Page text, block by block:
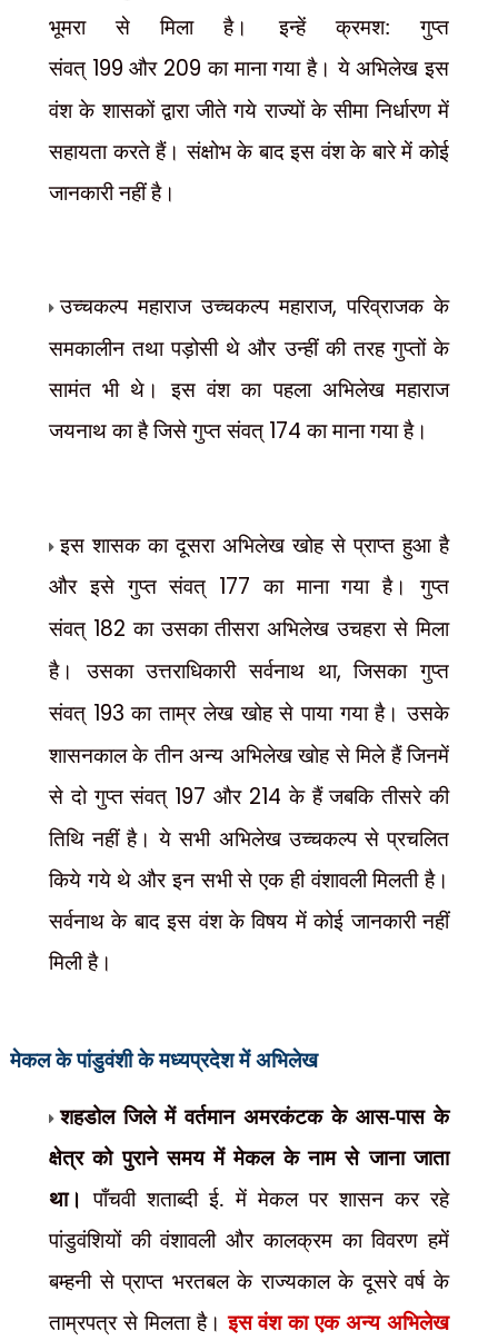
भूमरा से मिला है। इन्हें क्रमश: गुप्त
संवत् 199 और 209 का माना गया है। ये अभिलेख इस
वंश के शासकों द्वारा जीते गये राज्यों के सीमा निर्धारण में
सहायता करते हैं। संक्षोभ के बाद इस वंश के बारे में कोई
जानकारी नहीं है।
उच्चकल्प महाराज उच्चकल्प महाराज,परिव्राजक के
समकालीन तथा पड़ोसी थे और उन्हीं की तरह गुप्तों के
सामंत भी थे। इस वंश का पहला अभिलेख महाराज
जयनाथ का है जिसे गुप्त संवत् 174 का माना गया है।
इस शासक का दूसरा अभिलेख खोह से प्राप्त हुआ है
और इसे गुप्त संवत् 177 का माना गया है। गुप्त
संवत् 182 का उसका तीसरा अभिलेख उचहरा से मिला
है। उसका उत्तराधिकारी सर्वनाथ था,जिसका गुप्त
संवत् 193 का ताम्र लेख खोह से पाया गया है। उसके
शासनकाल के तीन अन्य अभिलेख खोह से मिले हैं जिनमें
से दो गुप्त संवत् 197 और 214 के हैं जबकि तीसरे की
तिथि नहीं है। ये सभी अभिलेख उच्चकल्प से प्रचलित
किये गये थे और इन सभी से एक ही वंशावली मिलती है।
सर्वनाथ के बाद इस वंश के विषय में कोई जानकारी नहीं
मिली है।
मेकल के पांडुवंशीके मध्यप्रदेश में अभिलेख
शहडोल जिले में वर्तमान अमरकंटक के आस-पास के
क्षेत्र को पुराने समय में मेकल के नाम से जाना जाता
था।पाँचवी शताब्दी ई. में मेकल पर शासन कर रहे
पांडुवंशियों की वंशावली और कालक्रम का विवरण हमें
बम्हनी से प्राप्त भरतबल के राज्यकाल के दूसरे वर्ष के
ताम्रपत्र से मिलता है।इस वंश का एक अन्य अभिलेख